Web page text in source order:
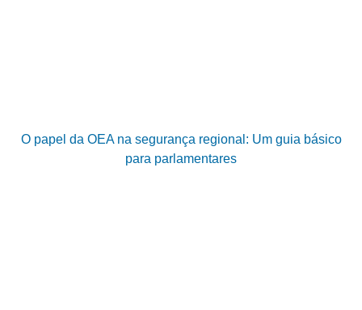
O papel da OEA na segurança regional: Um guia básico
para parlamentares